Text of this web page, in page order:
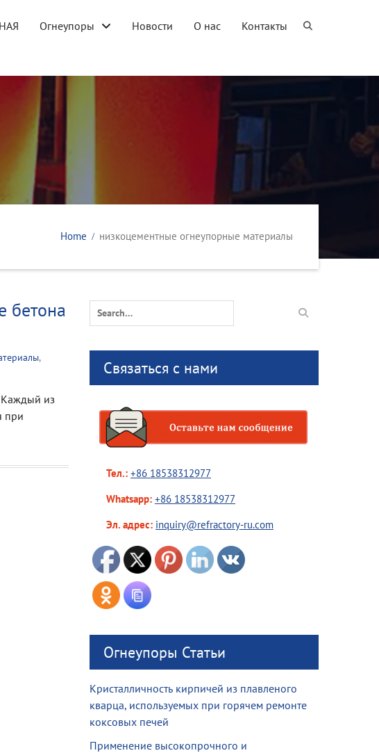
Огнеупоры Новости О нас Контакты
Home низкоцементные огнеупорные материалы
бетона
,
Каждый из
при
Search
for:
Связаться с нами
Тел.: +86 18538312977
Whatsapp: +86 18538312977
Эл. адрес: inquiry@refractory-ru.com
Огнеупоры Статьи
Кристалличность кирпичей из плавленого
кварца, используемых при горячем ремонте
коксовых печей
Применение высокопрочного и